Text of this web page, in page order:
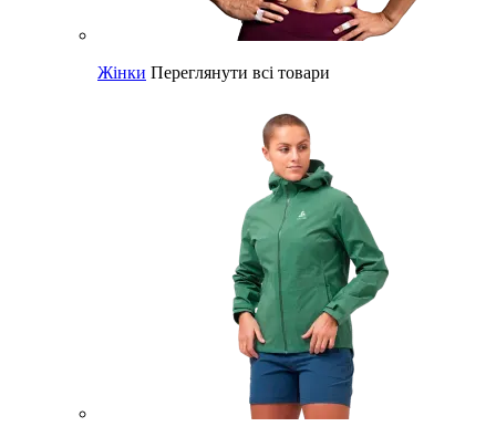
Жінки Переглянути всі товари